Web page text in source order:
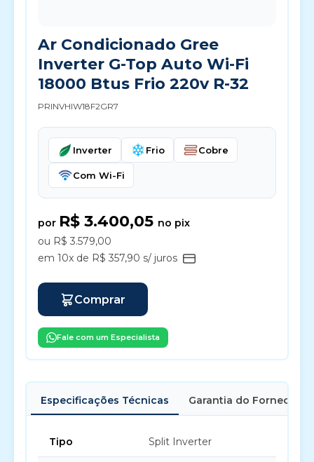
Ar Condicionado Gree
Inverter G-Top Auto Wi-Fi
18000 Btus Frio 220v R-32
PRINVHIW18F2GR7
Inverter Frio Cobre
Com Wi-Fi
por R$ 3.400,05 no pix
ou R$ 3.579,00
em 10x de R$ 357,90 s/ juros
Comprar
Fale com um Especialista
Especificações Técnicas Garantia do Fornecedor
Tipo Split Inverter